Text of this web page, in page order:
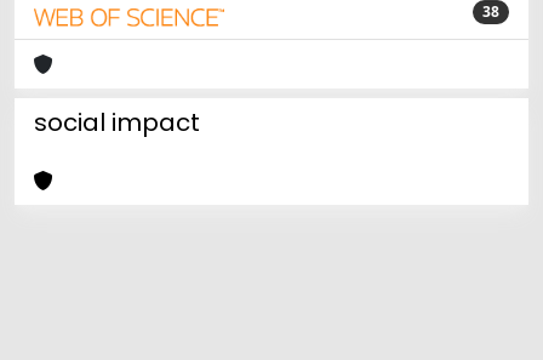
38
social impact